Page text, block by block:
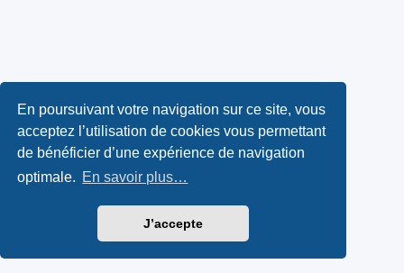
En poursuivant votre navigation sur ce site, vous
acceptez l’utilisation de cookies vous permettant
de bénéficier d’une expérience de navigation
optimale. En savoir plus…
J’accepte